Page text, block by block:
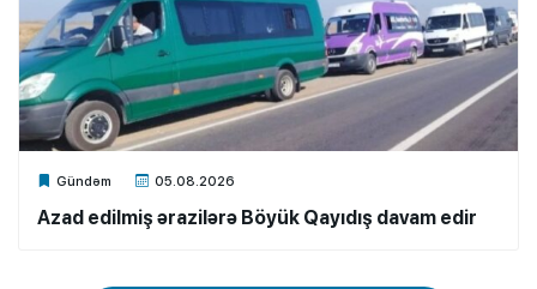
Gündəm 05.08.2026
Xalq.Online
Azad edilmiş ərazilərə Böyük Qayıdış davam edir